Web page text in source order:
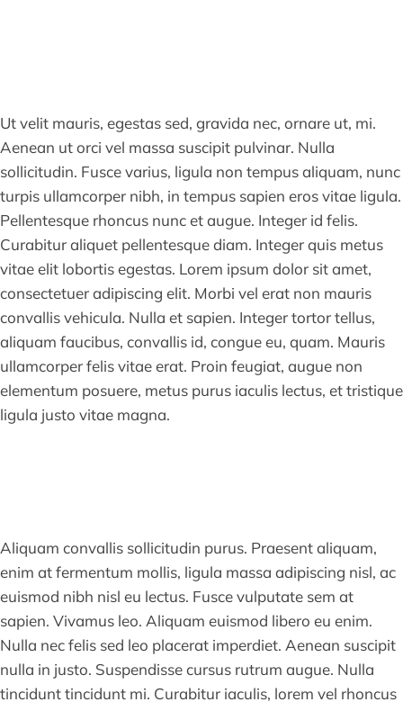
Ut velit mauris, egestas sed, gravida nec, ornare ut, mi.
Aenean ut orci vel massa suscipit pulvinar. Nulla
sollicitudin. Fusce varius, ligula non tempus aliquam, nunc
turpis ullamcorper nibh, in tempus sapien eros vitae ligula.
Pellentesque rhoncus nunc et augue. Integer id felis.
Curabitur aliquet pellentesque diam. Integer quis metus
vitae elit lobortis egestas. Lorem ipsum dolor sit amet,
consectetuer adipiscing elit. Morbi vel erat non mauris
convallis vehicula. Nulla et sapien. Integer tortor tellus,
aliquam faucibus, convallis id, congue eu, quam. Mauris
ullamcorper felis vitae erat. Proin feugiat, augue non
elementum posuere, metus purus iaculis lectus, et tristique
ligula justo vitae magna.
Aliquam convallis sollicitudin purus. Praesent aliquam,
enim at fermentum mollis, ligula massa adipiscing nisl, ac
euismod nibh nisl eu lectus. Fusce vulputate sem at
sapien. Vivamus leo. Aliquam euismod libero eu enim.
Nulla nec felis sed leo placerat imperdiet. Aenean suscipit
nulla in justo. Suspendisse cursus rutrum augue. Nulla
tincidunt tincidunt mi. Curabitur iaculis, lorem vel rhoncus